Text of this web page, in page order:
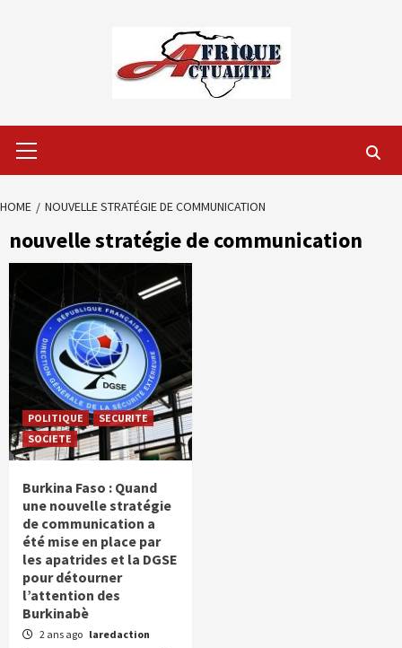
Menu
HOME NOUVELLE STRATÉGIE DE COMMUNICATION
nouvelle stratégie de communication
POLITIQUE
SECURITE
SOCIETE
Burkina Faso : Quand
une nouvelle stratégie
de communication a
été mise en place par
les apatrides et la DGSE
pour détourner
l’attention des
Burkinabè
2 ans ago laredaction